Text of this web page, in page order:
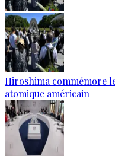
Hiroshima commémore
atomique américain